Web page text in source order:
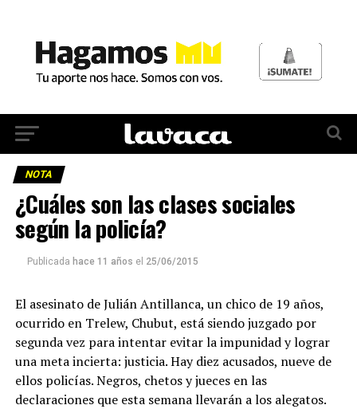
NOTA
¿Cuáles son las clases sociales
según la policía?
Publicada hace 11 años el 25/06/2015
El asesinato de Julián Antillanca, un chico de 19 años,
ocurrido en Trelew, Chubut, está siendo juzgado por
segunda vez para intentar evitar la impunidad y lograr
una meta incierta: justicia. Hay diez acusados, nueve de
ellos policías. Negros, chetos y jueces en las
declaraciones que esta semana llevarán a los alegatos.